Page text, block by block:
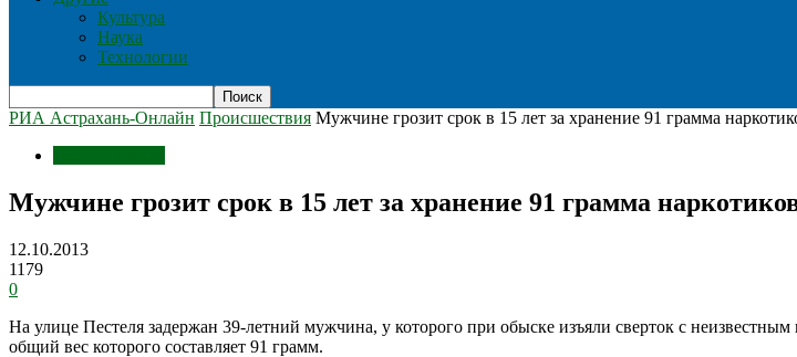
Культура
Наука
Технологии
РИА Астрахань-Онлайн Происшествия Мужчине грозит срок в 15 лет за хранение 91 грамма
Мужчине грозит срок в 15 лет за хранение 91 грамма
12.10.2013
1179
0
На улице Пестеля задержан 39-летний мужчина, у которого при обыске изъяли сверток с
общий вес которого составляет 91 грамм.